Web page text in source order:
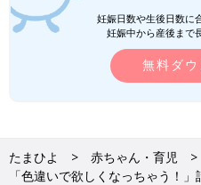
●記事の内容は2023年12月の情
す。
●記事内の価格はすべて税込み
大活躍の予
お値打ち価
急に冷えてき
妊娠日数や生後日数に
妊娠中から産後まで
無料ダ
たまひよ 赤ちゃん・育児
「色違いで欲しくなっちゃう！